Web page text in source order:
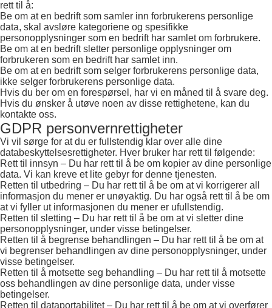
rett til å:
Be om at en bedrift som samler inn forbrukerens personlige
data, skal avsløre kategoriene og spesifikke
personopplysninger som en bedrift har samlet om forbrukere.
Be om at en bedrift sletter personlige opplysninger om
forbrukeren som en bedrift har samlet inn.
Be om at en bedrift som selger forbrukerens personlige data,
ikke selger forbrukerens personlige data.
Hvis du ber om en forespørsel, har vi en måned til å svare deg.
Hvis du ønsker å utøve noen av disse rettighetene, kan du
kontakte oss.
GDPR personvernrettigheter
Vi vil sørge for at du er fullstendig klar over alle dine
databeskyttelsesrettigheter. Hver bruker har rett til følgende:
Rett til innsyn – Du har rett til å be om kopier av dine personlige
data. Vi kan kreve et lite gebyr for denne tjenesten.
Retten til utbedring – Du har rett til å be om at vi korrigerer all
informasjon du mener er unøyaktig. Du har også rett til å be om
at vi fyller ut informasjonen du mener er ufullstendig.
Retten til sletting – Du har rett til å be om at vi sletter dine
personopplysninger, under visse betingelser.
Retten til å begrense behandlingen – Du har rett til å be om at
vi begrenser behandlingen av dine personopplysninger, under
visse betingelser.
Retten til å motsette seg behandling – Du har rett til å motsette
oss behandlingen av dine personlige data, under visse
betingelser.
Retten til dataportabilitet – Du har rett til å be om at vi overfører